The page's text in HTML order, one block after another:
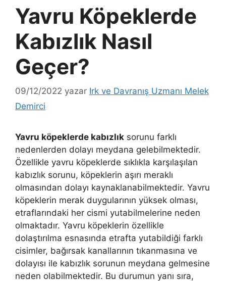
Yavru Köpeklerde
Kabızlık Nasıl
Geçer?
09/12/2022 yazar Irk ve Davranış Uzmanı Melek
Demirci
Yavru köpeklerde kabızlık sorunu farklı
nedenlerden dolayı meydana gelebilmektedir.
Özellikle yavru köpeklerde sıklıkla karşılaşılan
kabızlık sorunu, köpeklerin aşırı meraklı
olmasından dolayı kaynaklanabilmektedir. Yavru
köpeklerin merak duygularının yüksek olması,
etraflarındaki her cismi yutabilmelerine neden
olmaktadır. Yavru köpeklerin özellikle
dolaştırılma esnasında etrafta yutabildiği farklı
cisimler, bağırsak kanallarının tıkanmasına ve
dolayısı ile kabızlık sorunun meydana gelmesine
neden olabilmektedir. Bu durumun yanı sıra,